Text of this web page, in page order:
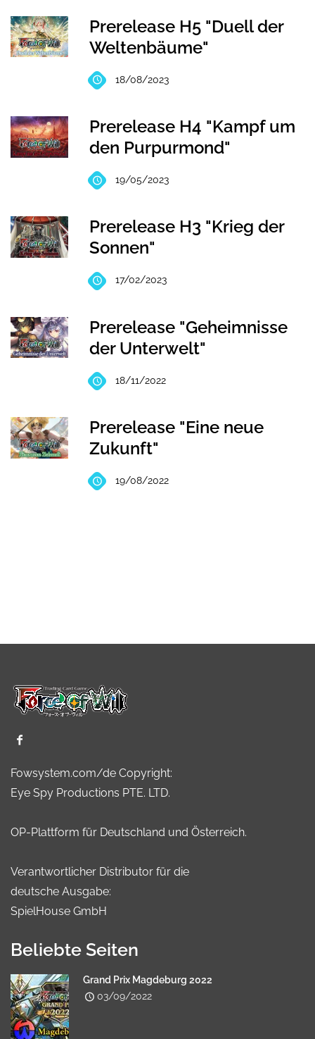
Prerelease H5 "Duell der
Weltenbäume"
18/08/2023
Prerelease H4 "Kampf um
den Purpurmond"
19/05/2023
Prerelease H3 "Krieg der
Sonnen"
17/02/2023
Prerelease "Geheimnisse
der Unterwelt"
18/11/2022
Prerelease "Eine neue
Zukunft"
19/08/2022
Fowsystem.com/de Copyright:
Eye Spy Productions PTE. LTD.
OP-Plattform für Deutschland und Österreich.
Verantwortlicher Distributor für die
deutsche Ausgabe:
SpielHouse GmbH
Beliebte Seiten
Grand Prix Magdeburg 2022
03/09/2022